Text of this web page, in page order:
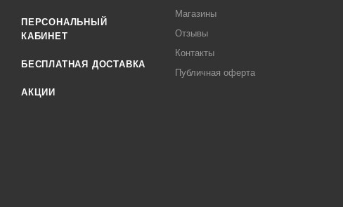
ПЕРСОНАЛЬНЫЙ
КАБИНЕТ
БЕСПЛАТНАЯ ДОСТАВКА
АКЦИИ
Магазины
Отзывы
Контакты
Публичная оферта